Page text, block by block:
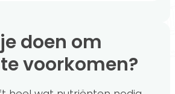
voorkomen?